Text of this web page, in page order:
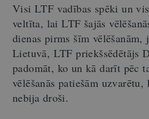
Visi LTF vadības spēki un
veltīta, lai LTF šajās
dienas pirms šīm vēlēšanām,
Lietuvā, LTF priekšsēdētājs
padomāt, ko un kā darīt pēc
vēlēšanās patiešām
nebija droši.